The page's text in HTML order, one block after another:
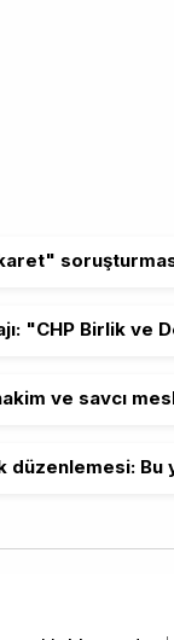
"CHP Birlik
ve savcı
Bu